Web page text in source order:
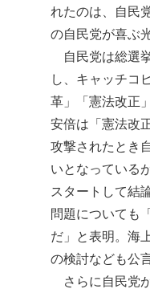
れたのは、自民
の自民党が喜ぶ
自民党は総選
し、キャッチコ
革」「憲法改正
安倍は「憲法改
攻撃されたとき
いとなっている
スタートして結
問題についても
だ」と表明。海
の検討なども公
さらに自民党